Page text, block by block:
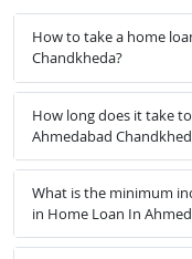
How to take a home
Chandkheda?
How long does it take
Ahmedabad
What is the minimum
in Home Loan In